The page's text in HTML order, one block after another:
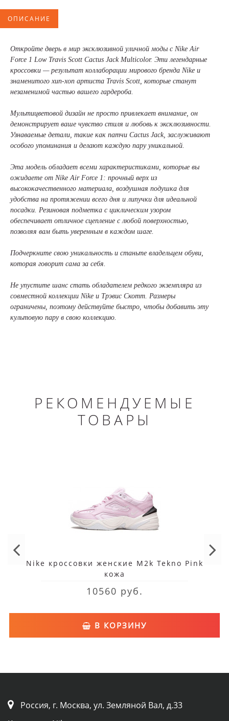
ОПИСАНИЕ
Откройте дверь в мир эксклюзивной уличной моды с Nike Air
Force 1 Low Travis Scott Cactus Jack Multicolor. Эти легендарные
кроссовки — результат коллаборации мирового бренда Nike и
знаменитого хип-хоп артиста Travis Scott, которые станут
незаменимой частью вашего гардероба.
Мультицветовой дизайн не просто привлекает внимание, он
демонстрирует ваше чувство стиля и любовь к эксклюзивности.
Узнаваемые детали, такие как патчи Cactus Jack, заслуживают
особого упоминания и делают каждую пару уникальной.
Эта модель обладает всеми характеристиками, которые вы
ожидаете от Nike Air Force 1: прочный верх из
высококачественного материала, воздушная подушка для
удобства на протяжении всего дня и липучки для идеальной
посадки. Резиновая подметка с циклическим узором
обеспечивает отличное сцепление с любой поверхностью,
позволяя вам быть уверенным в каждом шаге.
Подчеркните свою уникальность и станьте владельцем обуви,
которая говорит сама за себя.
Не упустите шанс стать обладателем редкого экземпляра из
совместной коллекции Nike и Трэвис Скотт. Размеры
ограничены, поэтому действуйте быстро, чтобы добавить эту
культовую пару в свою коллекцию.
РЕКОМЕНДУЕМЫЕ
ТОВАРЫ
Nike кроссовки женские M2k Tekno Pink
кожа
10560 руб.
В КОРЗИНУ
Россия, г. Москва, ул. Земляной Вал, д.33